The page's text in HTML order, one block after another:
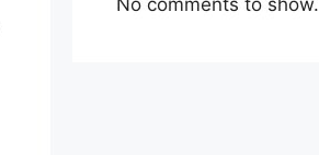
No comments to show.